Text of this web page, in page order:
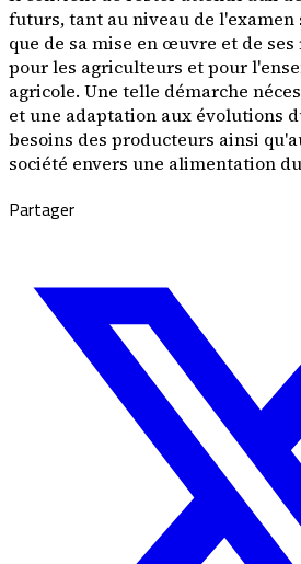
futurs, tant au niveau de
que de sa mise en œuvre et de
pour les agriculteurs et pour
agricole. Une telle démarche
et une adaptation aux évolutions
besoins des producteurs ainsi
société envers une alimentation
Partager